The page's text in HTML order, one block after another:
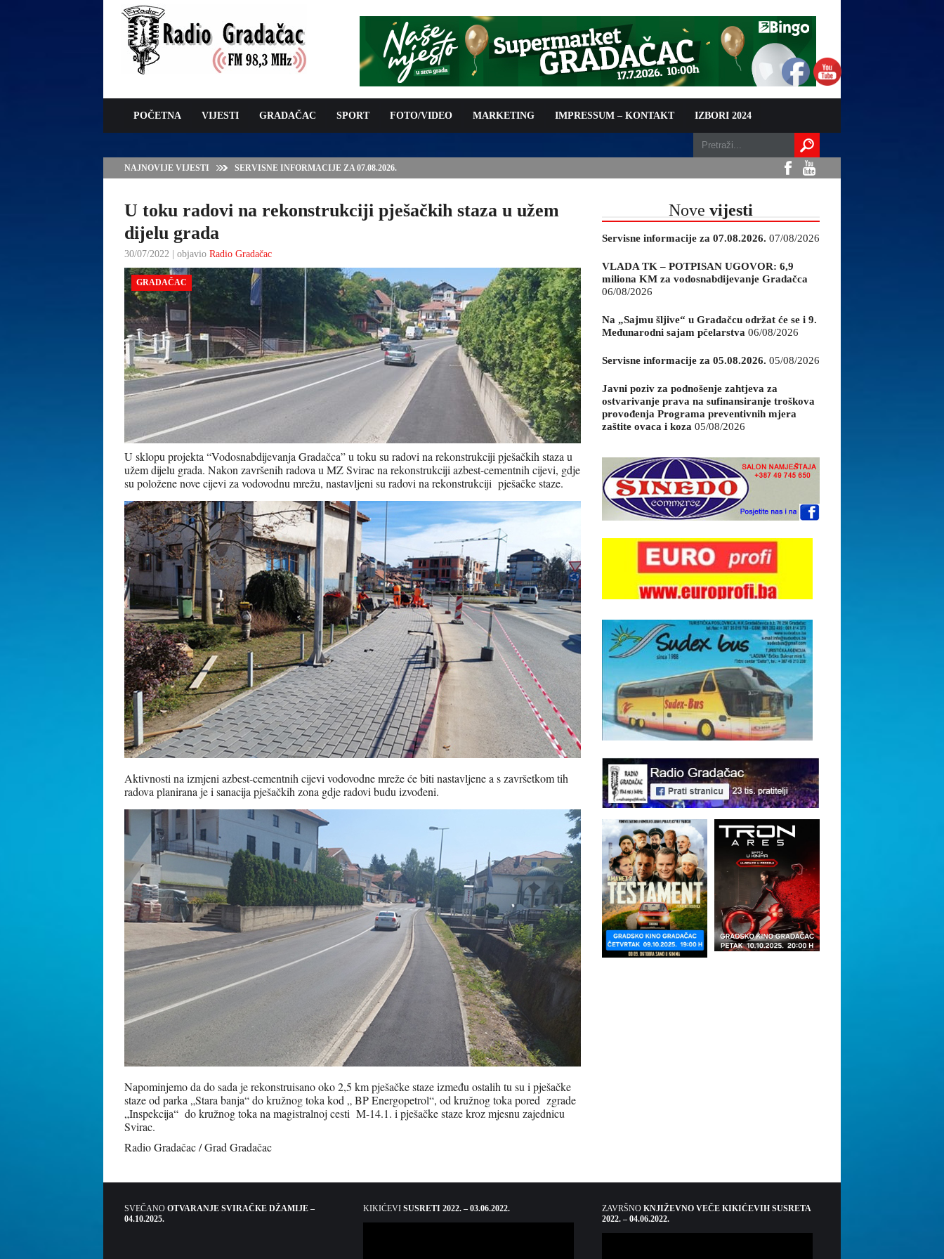
POČETNA VIJESTI GRADAČAC SPORT FOTO/VIDEO MARKETING IMPRESSUM – KONTAKT IZBORI 2024
NAJNOVIJE VIJESTI SERVISNE INFORMACIJE ZA 07.08.2026.
U toku radovi na rekonstrukciji pješačkih staza u užem
dijelu grada
30/07/2022 | objavio Radio Gradačac
GRADAČAC
U sklopu projekta “Vodosnabdijevanja Gradačca” u toku su radovi na rekonstrukciji pješačkih staza u
užem dijelu grada. Nakon završenih radova u MZ Svirac na rekonstrukciji azbest-cementnih cijevi, gdje
su položene nove cijevi za vodovodnu mrežu, nastavljeni su radovi na rekonstrukciji pješačke staze.
Aktivnosti na izmjeni azbest-cementnih cijevi vodovodne mreže će biti nastavljene a s završetkom tih
radova planirana je i sanacija pješačkih zona gdje radovi budu izvođeni.
Napominjemo da do sada je rekonstruisano oko 2,5 km pješačke staze između ostalih tu su i pješačke
staze od parka „Stara banja“ do kružnog toka kod „ BP Energopetrol“, od kružnog toka pored zgrade
„Inspekcija“ do kružnog toka na magistralnoj cesti M-14.1. i pješačke staze kroz mjesnu zajednicu
Svirac.
Radio Gradačac / Grad Gradačac
Nove vijesti
Servisne informacije za 07.08.2026. 07/08/2026
VLADA TK – POTPISAN UGOVOR: 6,9
miliona KM za vodosnabdijevanje Gradačca
06/08/2026
Na „Sajmu šljive“ u Gradačcu održat će se i 9.
Međunarodni sajam pčelarstva 06/08/2026
Servisne informacije za 05.08.2026. 05/08/2026
Javni poziv za podnošenje zahtjeva za
ostvarivanje prava na sufinansiranje troškova
provođenja Programa preventivnih mjera
zaštite ovaca i koza 05/08/2026
SVEČANO OTVARANJE SVIRAČKE DŽAMIJE –
04.10.2025.
KIKIĆEVI SUSRETI 2022. – 03.06.2022. ZAVRŠNO KNJIŽEVNO VEČE KIKIĆEVIH SUSRETA
2022. – 04.06.2022.